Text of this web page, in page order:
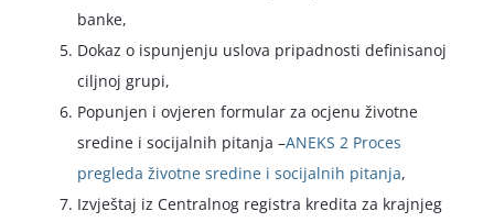
banke,
Dokaz o ispunjenju uslova pripadnosti definisanoj
ciljnoj grupi,
Popunjen i ovjeren formular za ocjenu životne
sredine i socijalnih pitanja –ANEKS 2 Proces
pregleda životne sredine i socijalnih pitanja,
Izvještaj iz Centralnog registra kredita za krajnjeg